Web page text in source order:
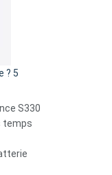
? 5
S330
temps